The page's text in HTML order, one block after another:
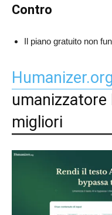
Contro
Il piano gratuito non
Humanizer.org
migliori